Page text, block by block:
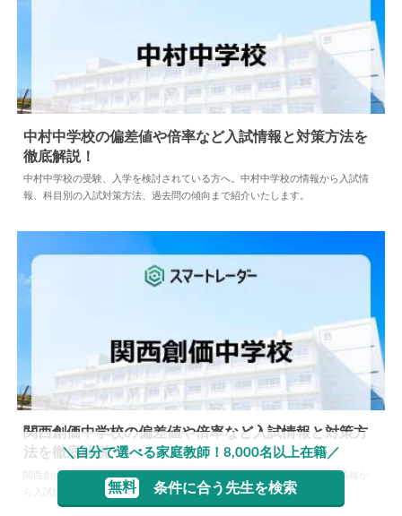
中学情報 2026.07.09
中村中学校の偏差値や倍率など入試情報と対策方法を
徹底解説！
中村中学校の受験、入学を検討されている方へ。中村中学校の情報から入試情
報、科目別の入試対策方法、過去問の傾向まで紹介いたします。
中学情報 2024.04.02
関西創価中学校の偏差値や倍率など入試情報と対策方
法を徹底解説！
関西創価中学校の受験、入学を検討されている方へ。関西創価中学校の情報か
ら入試情報、科目別の入試対策方法、過去問の傾向まで紹介いたします。
＼自分で選べる家庭教師！8,000名以上在籍／
無料 条件に合う先生を検索